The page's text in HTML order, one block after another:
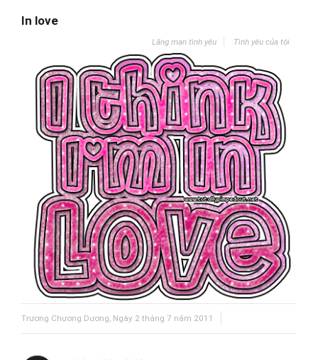
In love
Lãng mạn tình yêu Tình yêu của tôi
Trương Chương Dương, Ngày 2 tháng 7 năm 2011